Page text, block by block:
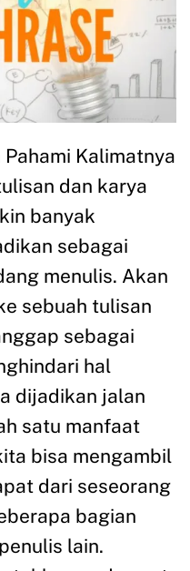
Kalimatnya
dan karya
banyak
sebagai
menulis. Akan
sebuah tulisan
sebagai
hal
dijadikan jalan
satu manfaat
bisa mengambil
dari seseorang
bagian
lain.